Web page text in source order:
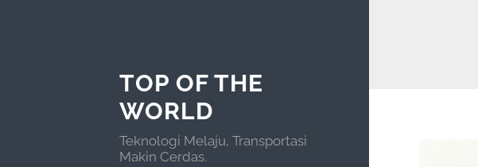
TOP OF THE
WORLD
Teknologi Melaju, Transportasi
Makin Cerdas.